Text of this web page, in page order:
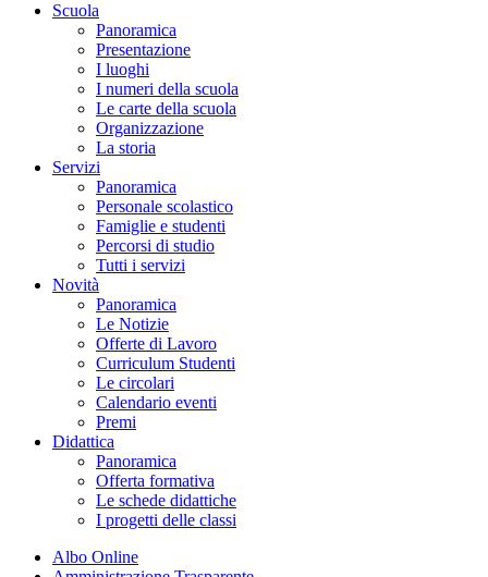
Scuola
Panoramica
Presentazione
I luoghi
I numeri della scuola
Le carte della scuola
Organizzazione
La storia
Servizi
Panoramica
Personale scolastico
Famiglie e studenti
Percorsi di studio
Tutti i servizi
Novità
Panoramica
Le Notizie
Offerte di Lavoro
Curriculum Studenti
Le circolari
Calendario eventi
Premi
Didattica
Panoramica
Offerta formativa
Le schede didattiche
I progetti delle classi
Albo Online